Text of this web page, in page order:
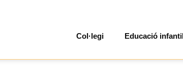
Col·legi Educació